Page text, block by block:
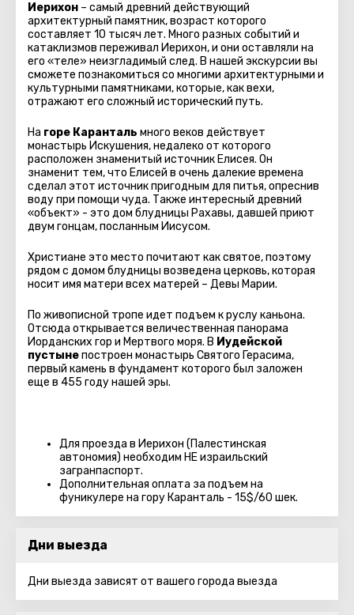
Иерихон – самый древний действующий
архитектурный памятник, возраст которого
составляет 10 тысяч лет. Много разных событий и
катаклизмов переживал Иерихон, и они оставляли на
его «теле» неизгладимый след. В нашей экскурсии вы
сможете познакомиться со многими архитектурными и
культурными памятниками, которые, как вехи,
отражают его сложный исторический путь.
На горе Каранталь много веков действует
монастырь Искушения, недалеко от которого
расположен знаменитый источник Елисея. Он
знаменит тем, что Елисей в очень далекие времена
сделал этот источник пригодным для питья, опреснив
воду при помощи чуда. Также интересный древний
«объект» - это дом блудницы Рахавы, давшей приют
двум гонцам, посланным Иисусом.
Христиане это место почитают как святое, поэтому
рядом с домом блудницы возведена церковь, которая
носит имя матери всех матерей – Девы Марии.
По живописной тропе идет подъем к руслу каньона.
Отсюда открывается величественная панорама
Иорданских гор и Мертвого моря. В Иудейской
пустынепостроен монастырь Святого Герасима,
первый камень в фундамент которого был заложен
еще в 455 году нашей эры.
Для проезда в Иерихон (Палестинская
автономия) необходим НЕ израильский
загранпаспорт.
Дополнительная оплата за подъем на
фуникулере на гору Каранталь - 15$/60 шек.
Дни выезда
Дни выезда зависят от вашего города выезда